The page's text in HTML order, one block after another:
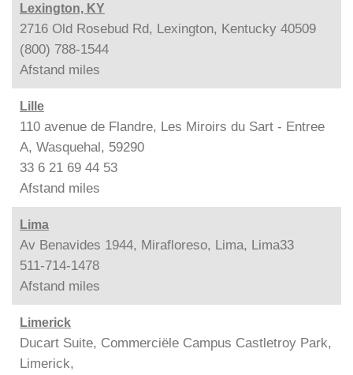
Lexington, KY
2716 Old Rosebud Rd, Lexington, Kentucky 40509
(800) 788-1544
Afstand miles
Lille
110 avenue de Flandre, Les Miroirs du Sart - Entree
A, Wasquehal, 59290
33 6 21 69 44 53
Afstand miles
Lima
Av Benavides 1944, Mirafloreso, Lima, Lima33
511-714-1478
Afstand miles
Limerick
Ducart Suite, Commerciële Campus Castletroy Park,
Limerick,